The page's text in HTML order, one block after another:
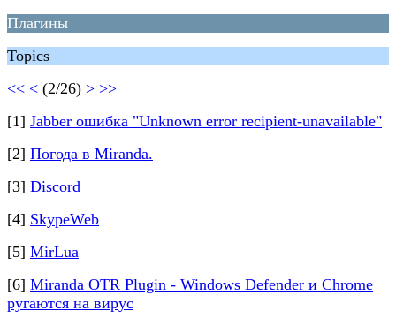
Плагины
Topics
<< < (2/26) > >>
[1] Jabber ошибка "Unknown error recipient-unavailable"
[2] Погода в Miranda.
[3] Discord
[4] SkypeWeb
[5] MirLua
[6] Miranda OTR Plugin - Windows Defender и Chrome
ругаются на вирус